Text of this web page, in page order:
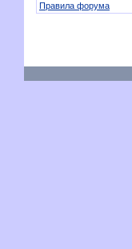
Правила форума